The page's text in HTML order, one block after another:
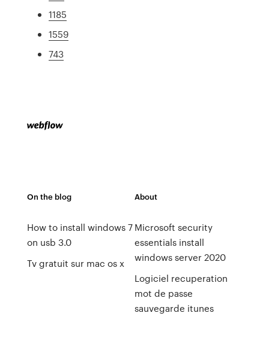
1185
1559
743
On the blog
How to install windows 7
on usb 3.0
Tv gratuit sur mac os x
About
Microsoft security
essentials install
windows server 2020
Logiciel recuperation
mot de passe
sauvegarde itunes